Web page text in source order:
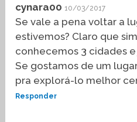
cynara00 10/03/2017
Se vale a pena voltar a
estivemos? Claro que
conhecemos 3 cidades
Se gostamos de um
pra explorá-lo melhor
Responder